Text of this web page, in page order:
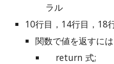
ラル
10行目，14行目，18
関数で値を返すには
    return 式;